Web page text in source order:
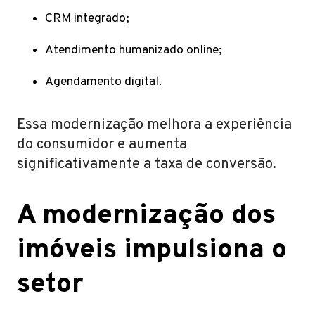
CRM integrado;
Atendimento humanizado online;
Agendamento digital.
Essa modernização melhora a experiência
do consumidor e aumenta
significativamente a taxa de conversão.
A modernização dos
imóveis impulsiona o
setor